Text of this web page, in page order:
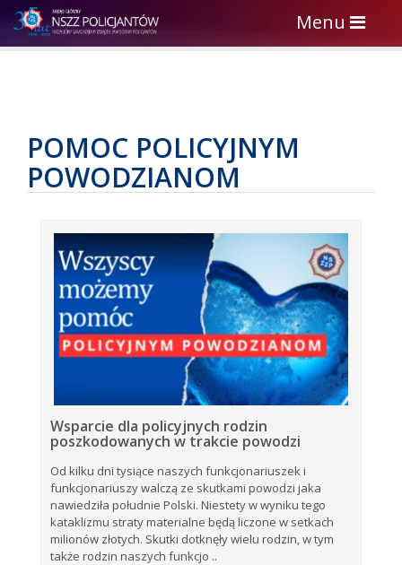
Toggle
navigation
Menu
POMOC POLICYJNYM
POWODZIANOM
Wsparcie dla policyjnych rodzin
poszkodowanych w trakcie powodzi
Od kilku dni tysiące naszych funkcjonariuszek i
funkcjonariuszy walczą ze skutkami powodzi jaka
nawiedziła południe Polski. Niestety w wyniku tego
kataklizmu straty materialne będą liczone w setkach
milionów złotych. Skutki dotknęły wielu rodzin, w tym
także rodzin naszych funkcjo ..